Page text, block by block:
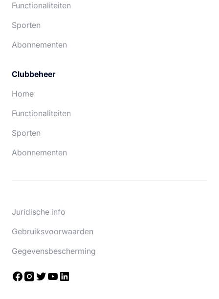
Functionaliteiten
Sporten
Abonnementen
Clubbeheer
Home
Functionaliteiten
Sporten
Abonnementen
Juridische info
Gebruiksvoorwaarden
Gegevensbescherming
Facebook
Instagram
TwitterYouTube